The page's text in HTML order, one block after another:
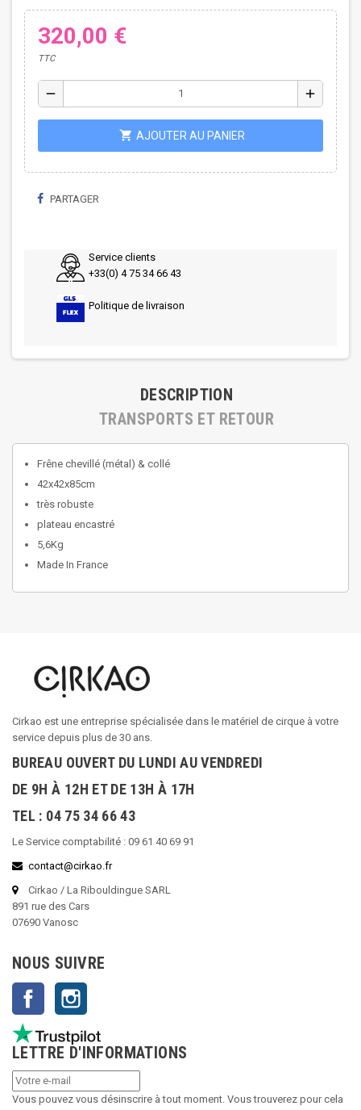
320,00 €
TTC
remove add
shopping_cart AJOUTER AU PANIER
PARTAGER
Service clients
+33(0) 4 75 34 66 43
Politique de livraison
DESCRIPTION
TRANSPORTS ET RETOUR
Frêne chevillé (métal) & collé
42x42x85cm
très robuste
plateau encastré
5,6Kg
Made In France
Cirkao est une entreprise spécialisée dans le matériel de cirque à votre
service depuis plus de 30 ans.
BUREAU OUVERT DU LUNDI AU VENDREDI
DE 9H À 12H ET DE 13H À 17H
TEL : 04 75 34 66 43
Le Service comptabilité : 09 61 40 69 91
contact@cirkao.fr
Cirkao / La Ribouldingue SARL
891 rue des Cars
07690 Vanosc
NOUS SUIVRE
Facebook
LETTRE D'INFORMATIONS
Vous pouvez vous désinscrire à tout moment. Vous trouverez pour cela